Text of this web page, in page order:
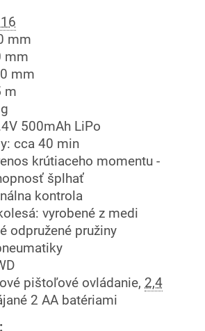
mm
mm
mm
m
500mAh LiPo
cca 40 min
krútiaceho momentu -
šplhať
kontrola
vyrobené z medi
odpružené pružiny
pištoľové ovládanie, 2,4
2 AA batériami